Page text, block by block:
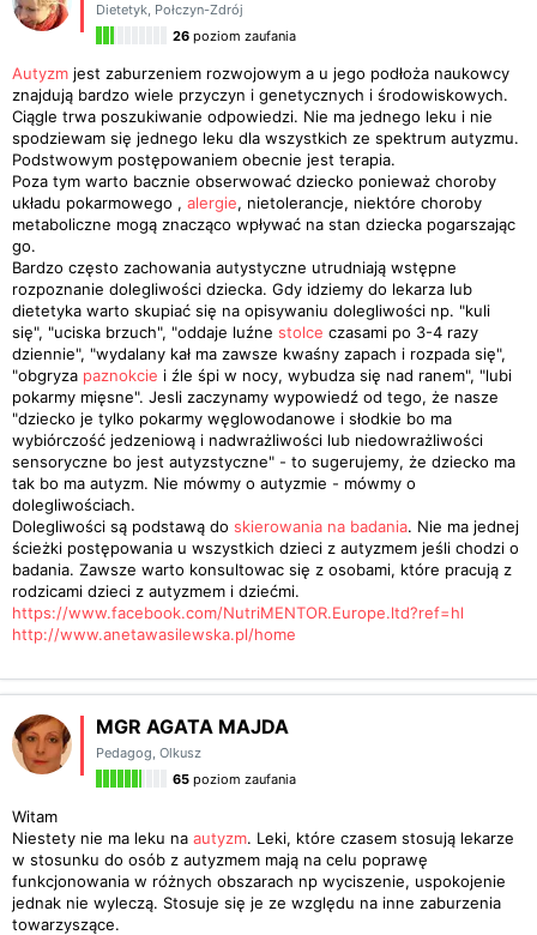
Dietetyk, Połczyn-Zdrój
26 poziom zaufania
Autyzm jest zaburzeniem rozwojowym a u jego podłoża naukowcy
znajdują bardzo wiele przyczyn i genetycznych i środowiskowych.
Ciągle trwa poszukiwanie odpowiedzi. Nie ma jednego leku i nie
spodziewam się jednego leku dla wszystkich ze spektrum autyzmu.
Podstwowym postępowaniem obecnie jest terapia.
Poza tym warto bacznie obserwować dziecko ponieważ choroby
układu pokarmowego , alergie, nietolerancje, niektóre choroby
metaboliczne mogą znacząco wpływać na stan dziecka pogarszając
go.
Bardzo często zachowania autystyczne utrudniają wstępne
rozpoznanie dolegliwości dziecka. Gdy idziemy do lekarza lub
dietetyka warto skupiać się na opisywaniu dolegliwości np. "kuli
się", "uciska brzuch", "oddaje luźne stolce czasami po 3-4 razy
dziennie", "wydalany kał ma zawsze kwaśny zapach i rozpada się",
"obgryza paznokcie i źle śpi w nocy, wybudza się nad ranem", "lubi
pokarmy mięsne". Jesli zaczynamy wypowiedź od tego, że nasze
"dziecko je tylko pokarmy węglowodanowe i słodkie bo ma
wybiórczość jedzeniową i nadwrażliwości lub niedowrażliwości
sensoryczne bo jest autyzstyczne" - to sugerujemy, że dziecko ma
tak bo ma autyzm. Nie mówmy o autyzmie - mówmy o
dolegliwościach.
Dolegliwości są podstawą do skierowania na badania. Nie ma jednej
ścieżki postępowania u wszystkich dzieci z autyzmem jeśli chodzi o
badania. Zawsze warto konsultowac się z osobami, które pracują z
rodzicami dzieci z autyzmem i dziećmi.
https://www.facebook.com/NutriMENTOR.Europe.ltd?ref=hl
http://www.anetawasilewska.pl/home
MGR AGATA MAJDA
Pedagog, Olkusz
65 poziom zaufania
Witam
Niestety nie ma leku na autyzm. Leki, które czasem stosują lekarze
w stosunku do osób z autyzmem mają na celu poprawę
funkcjonowania w różnych obszarach np wyciszenie, uspokojenie
jednak nie wyleczą. Stosuje się je ze względu na inne zaburzenia
towarzyszące.